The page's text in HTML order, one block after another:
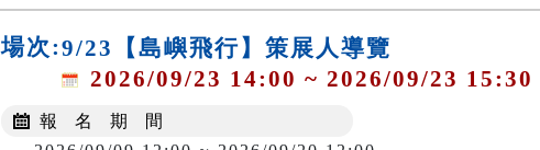
場次:9/23【島嶼飛行】策展人導覽
2026/09/23 14:00 ~ 2026/09/23 15:30
報 名 期 間